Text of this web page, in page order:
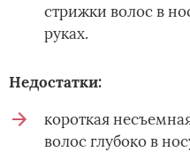
стрижки волос в
руках.
Недостатки:
короткая
волос глубоко в